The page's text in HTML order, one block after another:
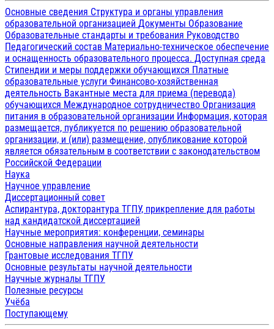
Основные сведения Структура и органы управления
образовательной организацией Документы Образование
Образовательные стандарты и требования Руководство
Педагогический состав Материально-техническое обеспечение
и оснащенность образовательного процесса. Доступная среда
Стипендии и меры поддержки обучающихся Платные
образовательные услуги Финансово-хозяйственная
деятельность Вакантные места для приема (перевода)
обучающихся Международное сотрудничество Организация
питания в образовательной организации Информация, которая
размещается, публикуется по решению образовательной
организации, и (или) размещение, опубликование которой
является обязательным в соответствии с законодательством
Российской Федерации
Наука
Научное управление
Диссертационный совет
Аспирантура, докторантура ТГПУ, прикрепление для работы
над кандидатской диссертацией
Научные мероприятия: конференции, семинары
Основные направления научной деятельности
Грантовые исследования ТГПУ
Основные результаты научной деятельности
Научные журналы ТГПУ
Полезные ресурсы
Учёба
Поступающему